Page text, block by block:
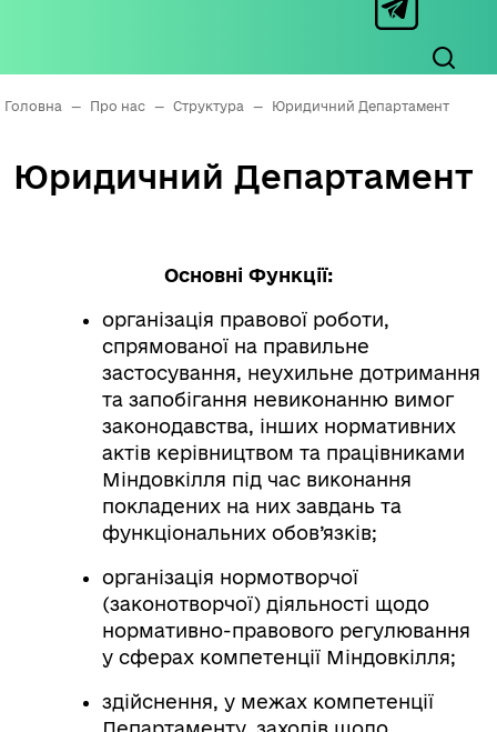
Головна — Про нас — Структура — Юридичний Департамент
Юридичний Департамент
Основні Функції:
організація правової роботи,
спрямованої на правильне
застосування, неухильне дотримання
та запобігання невиконанню вимог
законодавства, інших нормативних
актів керівництвом та працівниками
Міндовкілля під час виконання
покладених на них завдань та
функціональних обов’язків;
організація нормотворчої
(законотворчої) діяльності щодо
нормативно-правового регулювання
у сферах компетенції Міндовкілля;
здійснення, у межах компетенції